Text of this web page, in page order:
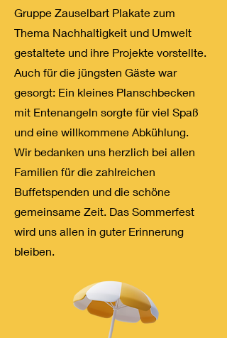
Gruppe Zauselbart Plakate zum
Thema Nachhaltigkeit und Umwelt
gestaltete und ihre Projekte vorstellte.
Auch für die jüngsten Gäste war
gesorgt: Ein kleines Planschbecken
mit Entenangeln sorgte für viel Spaß
und eine willkommene Abkühlung.
Wir bedanken uns herzlich bei allen
Familien für die zahlreichen
Buffetspenden und die schöne
gemeinsame Zeit. Das Sommerfest
wird uns allen in guter Erinnerung
bleiben.